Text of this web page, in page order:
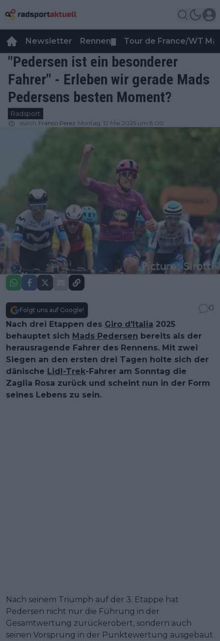
Newsletter Rennen Tour de France/WT
"Pedersen ist ein besonderer
Fahrer" - Erleben wir gerade Mads
Pedersens besten Moment?
Radsport
durch Franco Perez Montag, 12 Mai 2025 um 8:00
Folgt uns auf Google!
0
Nach drei Etappen des Giro d'Italia 2025
behauptet sich Mads Pedersen bereits als der
herausragende Fahrer des Rennens. Mit zwei
Siegen an den ersten drei Tagen holte sich der
dänische Lidl-Trek-Fahrer am Sonntag die
Zaglia Rosa zurück und scheint nun in der Form
seines Lebens zu sein.
Nach seinem Triumph auf der 3. Etappe hat
Pedersen nicht nur die Führung in der
Gesamtwertung zurückerobert, sondern auch
seinen Vorsprung in der Punktewertung ausgebaut